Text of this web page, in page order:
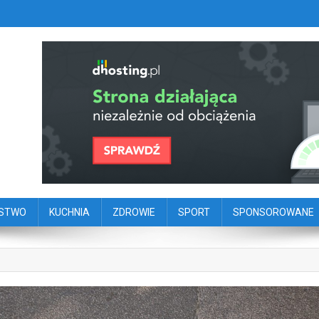
portal dziennikarstwa
KUCHNIA ZDROWIE SPORT SPONSOROWANE